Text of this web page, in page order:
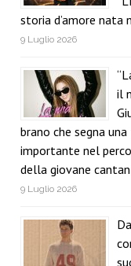
storia d’amore nata
9 Luglio 2026
il
brano che segna
importante nel
della giovane
9 Luglio 2026